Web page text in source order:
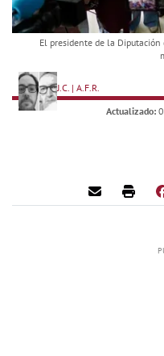
El presidente de la Diputación
J.C. | A.F.R.
Actualizado: